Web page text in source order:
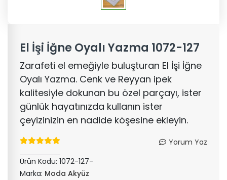
El İşi İğne Oyalı Yazma 1072-127
Zarafeti el emeğiyle buluşturan El İşi İğne
Oyalı Yazma. Cenk ve Reyyan ipek
kalitesiyle dokunan bu özel parçayı, ister
günlük hayatınızda kullanın ister
çeyizinizin en nadide köşesine ekleyin.
Yorum Yaz
Ürün Kodu: 1072-127-
Marka: Moda Akyüz